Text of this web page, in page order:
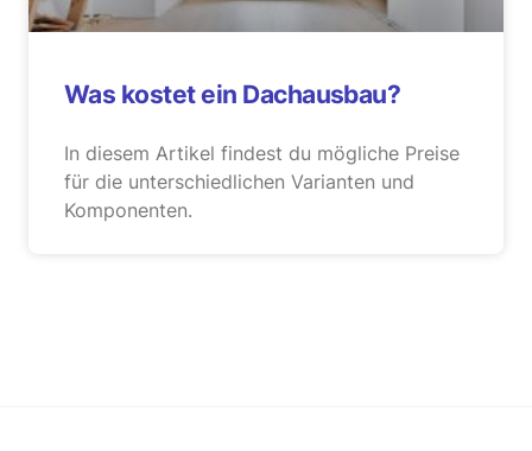
Was kostet ein Dachausbau?
In diesem Artikel findest du mögliche Preise
für die unterschiedlichen Varianten und
Komponenten.